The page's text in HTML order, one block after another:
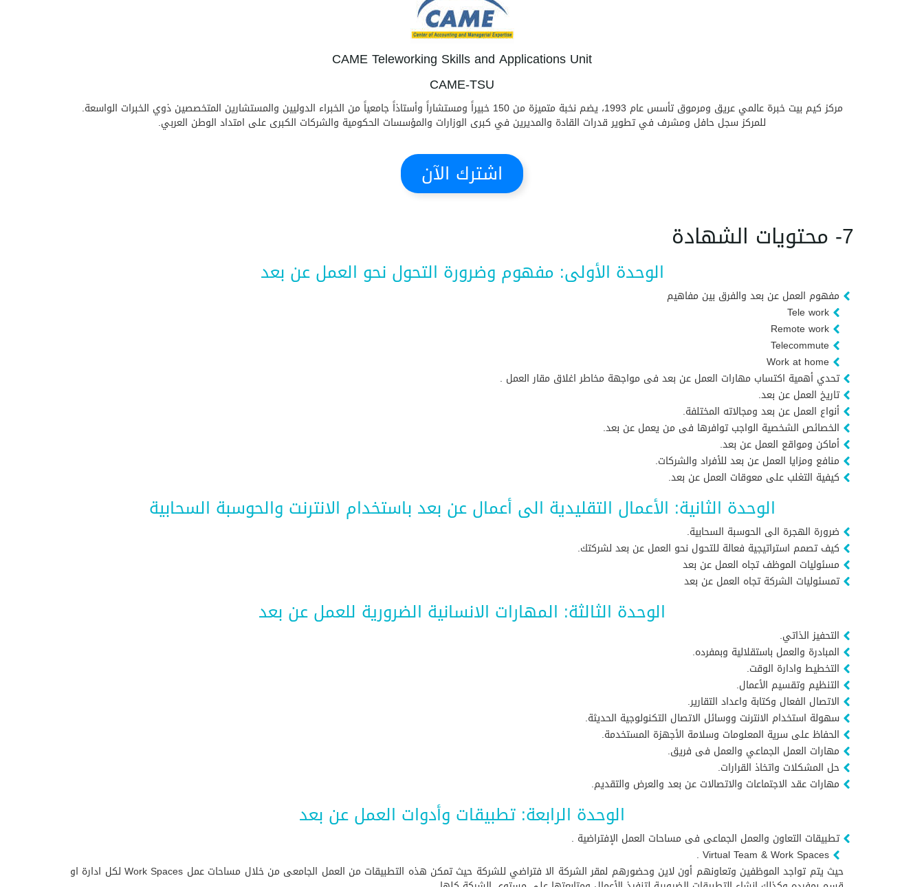
CAME Teleworking Skills and Applications Unit
CAME-TSU
مركز كيم بيت خبرة عالمي عريق ومرموق تأسس عام 1993، يضم نخبة متميزة من 150 خبيراً ومستشاراً وأستاذاً جامعياً من الخبراء الدوليين والمستشارين المتخصصين ذوي الخبرات الواسعة.
للمركز سجل حافل ومشرف في تطوير قدرات القادة والمديرين في كبرى الوزارات والمؤسسات الحكومية والشركات الكبرى على امتداد الوطن العربي.
اشترك الآن
7- محتويات الشهادة
الوحدة الأولى: مفهوم وضرورة التحول نحو العمل عن بعد
مفهوم العمل عن بعد والفرق بين مفاهيم
Tele work
Remote work
Telecommute
Work at home
تحدي أهمية اكتساب مهارات العمل عن بعد فى مواجهة مخاطر اغلاق مقار العمل .
تاريخ العمل عن بعد.
أنواع العمل عن بعد ومجالاته المختلفة.
الخصائص الشخصية الواجب توافرها فى من يعمل عن بعد.
أماكن ومواقع العمل عن بعد.
منافع ومزايا العمل عن بعد للأفراد والشركات.
كيفية التغلب على معوقات العمل عن بعد.
الوحدة الثانية: الأعمال التقليدية الى أعمال عن بعد باستخدام الانترنت والحوسبة السحابية
ضرورة الهجرة الى الحوسبة السحابية.
كيف تصمم استراتيجية فعالة للتحول نحو العمل عن بعد لشركتك.
مسئوليات الموظف تجاه العمل عن بعد
تمسئوليات الشركة تجاه العمل عن بعد
الوحدة الثالثة: المهارات الانسانية الضرورية للعمل عن بعد
التحفيز الذاتي.
المبادرة والعمل باستقلالية وبمفرده.
التخطيط وادارة الوقت.
التنظيم وتقسيم الأعمال.
الاتصال الفعال وكتابة واعداد التقارير.
سهولة استخدام الانترنت ووسائل الاتصال التكنولوجية الحديثة.
الحفاظ على سرية المعلومات وسلامة الأجهزة المستخدمة.
مهارات العمل الجماعي والعمل فى فريق.
حل المشكلات واتخاذ القرارات.
مهارات عقد الاجتماعات والاتصالات عن بعد والعرض والتقديم.
الوحدة الرابعة: تطبيقات وأدوات العمل عن بعد
تطبيقات التعاون والعمل الجماعى فى مساحات العمل الإفتراضية .
Virtual Team & Work Spaces .
حيث يتم تواجد الموظفين وتعاونهم أون لاين وحضورهم لمقر الشركة الا فتراضي للشركة حيث تمكن هذه التطبيقات من العمل الجامعى من خلال مساحات عمل Work Spaces لكل ادارة او